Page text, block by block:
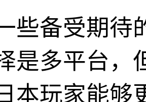
些备受期待
是多平台，
本玩家能够